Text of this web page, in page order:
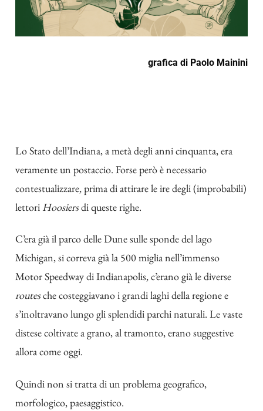
grafica di Paolo Mainini
Lo Stato dell’Indiana, a metà degli anni cinquanta, era
veramente un postaccio. Forse però è necessario
contestualizzare, prima di attirare le ire degli (improbabili)
lettori Hoosiersdi queste righe.
C’era già il parco delle Dune sulle sponde del lago
Michigan, si correva già la 500 miglia nell’immenso
Motor Speedway di Indianapolis, c’erano già le diverse
routesche costeggiavano i grandi laghi della regione e
s’inoltravano lungo gli splendidi parchi naturali. Le vaste
distese coltivate a grano, al tramonto, erano suggestive
allora come oggi.
Quindi non si tratta di un problema geografico,
morfologico, paesaggistico.